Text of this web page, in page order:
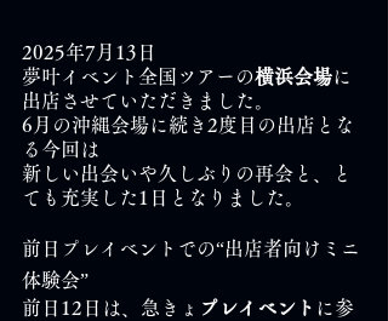
2025年7月13日
夢叶イベント全国ツアーの横浜会場に
出店させていただきました。
6月の沖縄会場に続き2度目の出店とな
る今回は
新しい出会いや久しぶりの再会と、と
ても充実した1日となりました。
前日プレイベントでの“出店者向けミニ
体験会”
前日12日は、急きょ プレイベント に参